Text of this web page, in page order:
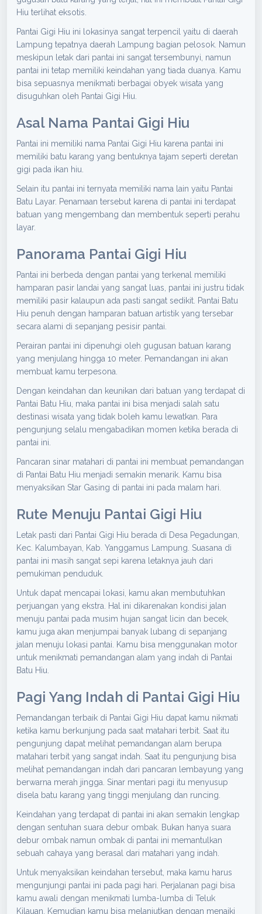
Hiu terlihat eksotis.
Pantai Gigi Hiu ini lokasinya sangat terpencil yaitu di daerah
Lampung tepatnya daerah Lampung bagian pelosok. Namun
meskipun letak dari pantai ini sangat tersembunyi, namun
pantai ini tetap memiliki keindahan yang tiada duanya. Kamu
bisa sepuasnya menikmati berbagai obyek wisata yang
disuguhkan oleh Pantai Gigi Hiu.
Asal Nama Pantai Gigi Hiu
Pantai ini memiliki nama Pantai Gigi Hiu karena pantai ini
memiliki batu karang yang bentuknya tajam seperti deretan
gigi pada ikan hiu.
Selain itu pantai ini ternyata memiliki nama lain yaitu Pantai
Batu Layar. Penamaan tersebut karena di pantai ini terdapat
batuan yang mengembang dan membentuk seperti perahu
layar.
Panorama Pantai Gigi Hiu
Pantai ini berbeda dengan pantai yang terkenal memiliki
hamparan pasir landai yang sangat luas, pantai ini justru tidak
memiliki pasir kalaupun ada pasti sangat sedikit. Pantai Batu
Hiu penuh dengan hamparan batuan artistik yang tersebar
secara alami di sepanjang pesisir pantai.
Perairan pantai ini dipenuhgi oleh gugusan batuan karang
yang menjulang hingga 10 meter. Pemandangan ini akan
membuat kamu terpesona.
Dengan keindahan dan keunikan dari batuan yang terdapat di
Pantai Batu Hiu, maka pantai ini bisa menjadi salah satu
destinasi wisata yang tidak boleh kamu lewatkan. Para
pengunjung selalu mengabadikan momen ketika berada di
pantai ini.
Pancaran sinar matahari di pantai ini membuat pemandangan
di Pantai Batu Hiu menjadi semakin menarik. Kamu bisa
menyaksikan Star Gasing di pantai ini pada malam hari.
Rute Menuju Pantai Gigi Hiu
Letak pasti dari Pantai Gigi Hiu berada di Desa Pegadungan,
Kec. Kalumbayan, Kab. Yanggamus Lampung. Suasana di
pantai ini masih sangat sepi karena letaknya jauh dari
pemukiman penduduk.
Untuk dapat mencapai lokasi, kamu akan membutuhkan
perjuangan yang ekstra. Hal ini dikarenakan kondisi jalan
menuju pantai pada musim hujan sangat licin dan becek,
kamu juga akan menjumpai banyak lubang di sepanjang
jalan menuju lokasi pantai. Kamu bisa menggunakan motor
untuk menikmati pemandangan alam yang indah di Pantai
Batu Hiu.
Pagi Yang Indah di Pantai Gigi Hiu
Pemandangan terbaik di Pantai Gigi Hiu dapat kamu nikmati
ketika kamu berkunjung pada saat matahari terbit. Saat itu
pengunjung dapat melihat pemandangan alam berupa
matahari terbit yang sangat indah. Saat itu pengunjung bisa
melihat pemandangan indah dari pancaran lembayung yang
berwarna merah jingga. Sinar mentari pagi itu menyusup
disela batu karang yang tinggi menjulang dan runcing.
Keindahan yang terdapat di pantai ini akan semakin lengkap
dengan sentuhan suara debur ombak. Bukan hanya suara
debur ombak namun ombak di pantai ini memantulkan
sebuah cahaya yang berasal dari matahari yang indah.
Untuk menyaksikan keindahan tersebut, maka kamu harus
mengunjungi pantai ini pada pagi hari. Perjalanan pagi bisa
kamu awali dengan menikmati lumba-lumba di Teluk
Kilauan. Kemudian kamu bisa melanjutkan dengan menaiki